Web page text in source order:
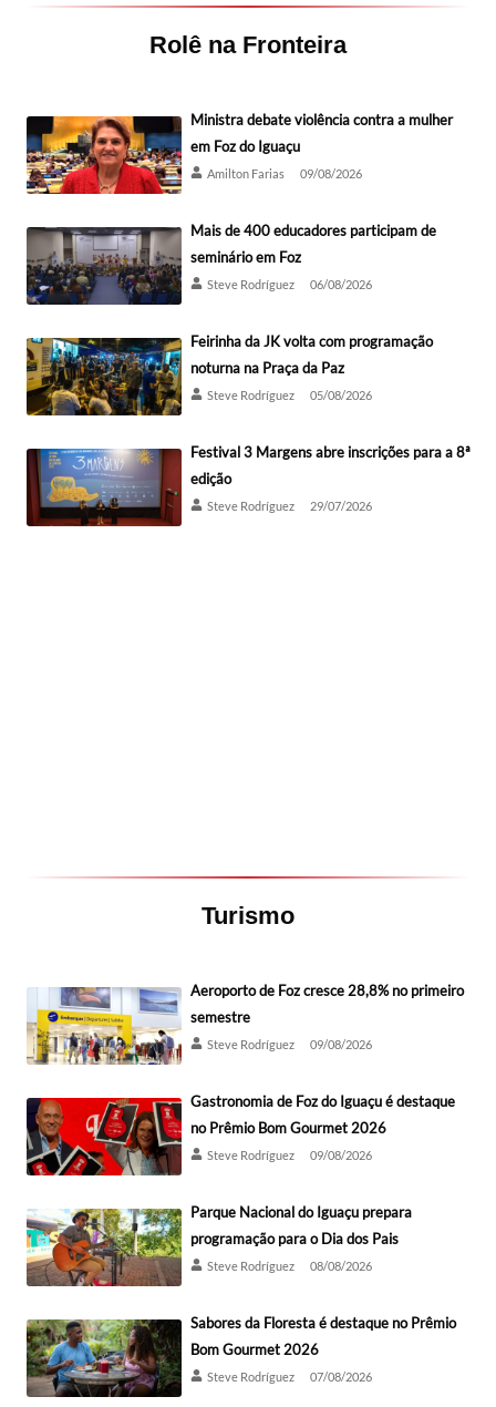
Rolê na Fronteira
Ministra debate violência contra a mulher
em Foz do Iguaçu
Amilton Farias 09/08/2026
Mais de 400 educadores participam de
seminário em Foz
Steve Rodríguez 06/08/2026
Feirinha da JK volta com programação
noturna na Praça da Paz
Steve Rodríguez 05/08/2026
Festival 3 Margens abre inscrições para a 8ª
edição
Steve Rodríguez 29/07/2026
Turismo
Aeroporto de Foz cresce 28,8% no primeiro
semestre
Steve Rodríguez 09/08/2026
Gastronomia de Foz do Iguaçu é destaque
no Prêmio Bom Gourmet 2026
Steve Rodríguez 09/08/2026
Parque Nacional do Iguaçu prepara
programação para o Dia dos Pais
Steve Rodríguez 08/08/2026
Sabores da Floresta é destaque no Prêmio
Bom Gourmet 2026
Steve Rodríguez 07/08/2026